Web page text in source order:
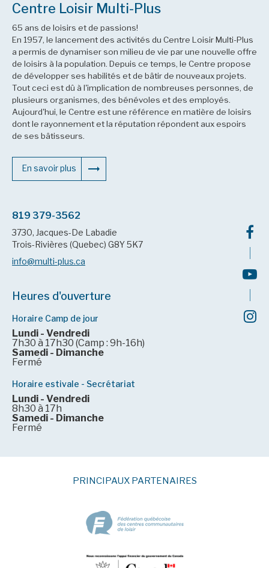
Centre Loisir Multi-Plus
65 ans de loisirs et de passions!
En 1957, le lancement des activités du Centre Loisir Multi-Plus
a permis de dynamiser son milieu de vie par une nouvelle offre
de loisirs à la population. Depuis ce temps, le Centre propose
de développer ses habilités et de bâtir de nouveaux projets.
Tout ceci est dû à l'implication de nombreuses personnes, de
plusieurs organismes, des bénévoles et des employés.
Aujourd'hui, le Centre est une référence en matière de loisirs
dont le rayonnement et la réputation répondent aux espoirs
de ses bâtisseurs.
En savoir plus
819 379-3562
3730, Jacques-De Labadie
Trois-Rivières (Quebec) G8Y 5K7
info@multi-plus.ca
Heures d'ouverture
Horaire Camp de jour
Lundi - Vendredi
7h30 à 17h30 (Camp : 9h-16h)
Samedi - Dimanche
Fermé
Horaire estivale - Secrétariat
Lundi - Vendredi
8h30 à 17h
Samedi - Dimanche
Fermé
PRINCIPAUX PARTENAIRES